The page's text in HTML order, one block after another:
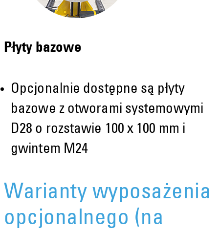
Płyty bazowe
Opcjonalnie dostępne są płyty
bazowe z otworami systemowymi
D28 o rozstawie 100 x 100 mm i
gwintem M24
Warianty wyposażenia
opcjonalnego (na